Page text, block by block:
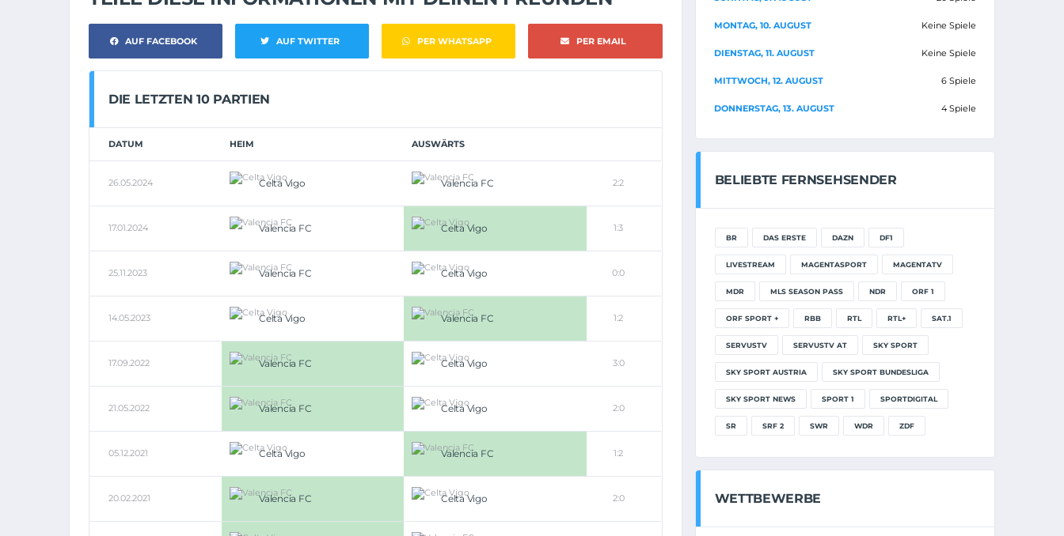
AUF FACEBOOK AUF TWITTER PER WHATSAPP PER EMAIL
DIE LETZTEN 10 PARTIEN
DATUM HEIM AUSWÄRTS
26.05.2024 Celta Vigo Valencia FC 2:2
17.01.2024 Valencia FC Celta Vigo 1:3
25.11.2023 Valencia FC Celta Vigo 0:0
14.05.2023 Celta Vigo Valencia FC 1:2
17.09.2022 Valencia FC Celta Vigo 3:0
21.05.2022 Valencia FC Celta Vigo 2:0
05.12.2021 Celta Vigo Valencia FC 1:2
20.02.2021 Valencia FC Celta Vigo 2:0
MONTAG, 10. AUGUST Keine Spiele
DIENSTAG, 11. AUGUST Keine Spiele
MITTWOCH, 12. AUGUST 6 Spiele
DONNERSTAG, 13. AUGUST 4 Spiele
BELIEBTE FERNSEHSENDER
BR DAS ERSTE DAZN DF1
LIVESTREAM MAGENTASPORT MAGENTATV
MDR MLS SEASON PASS NDR ORF 1
ORF SPORT + RBB RTL RTL+ SAT.1
SERVUSTV SERVUSTV AT SKY SPORT
SKY SPORT AUSTRIA SKY SPORT BUNDESLIGA
SKY SPORT NEWS SPORT 1 SPORTDIGITAL
SR SRF 2 SWR WDR ZDF
WETTBEWERBE